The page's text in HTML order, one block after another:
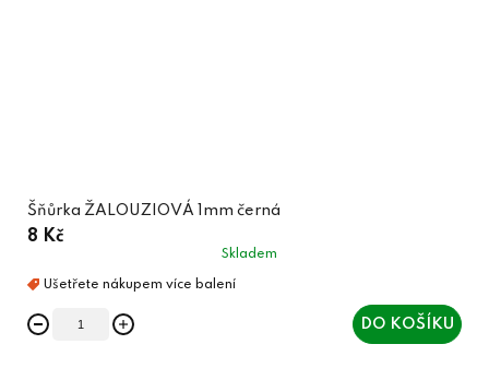
Šňůrka ŽALOUZIOVÁ 1mm černá
8 Kč
Skladem
DO KOŠÍKU